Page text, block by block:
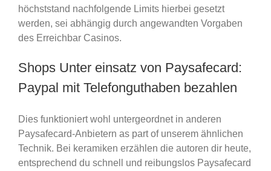
höchststand nachfolgende Limits hierbei gesetzt
werden, sei abhängig durch angewandten Vorgaben
des Erreichbar Casinos.
Shops Unter einsatz von Paysafecard:
Paypal mit Telefonguthaben bezahlen
Dies funktioniert wohl untergeordnet in anderen
Paysafecard-Anbietern as part of unserem ähnlichen
Technik. Bei keramiken erzählen die autoren dir heute,
entsprechend du schnell und reibungslos Paysafecard